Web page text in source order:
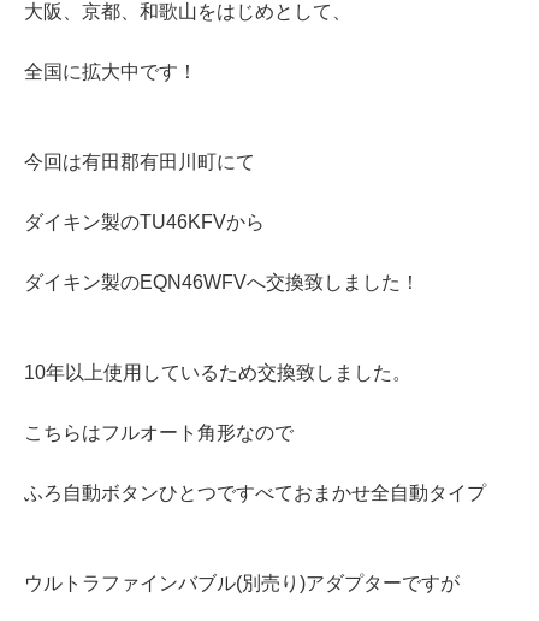
大阪、京都、和歌山をはじめとして、
全国に拡大中です！
今回は有田郡有田川町にて
ダイキン製のTU46KFVから
ダイキン製のEQN46WFVへ交換致しました！
10年以上使用しているため交換致しました。
こちらはフルオート角形なので
ふろ自動ボタンひとつですべておまかせ全自動タイプ
ウルトラファインバブル(別売り)アダプターですが